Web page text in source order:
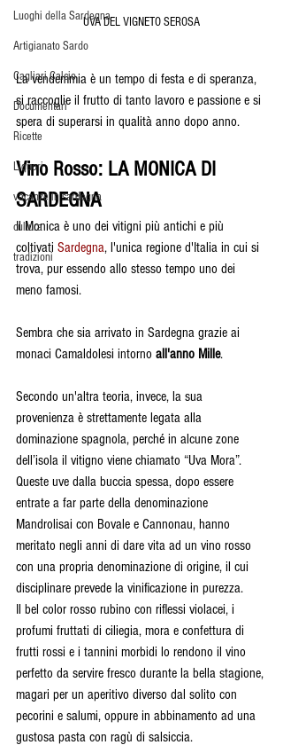
Luoghi della Sardegna
Artigianato Sardo
Cagliari Calcio
Documentari
Ricette
Liquori
vacanze in sardegna
cultura
tradizioni
UVA DEL VIGNETO SEROSA
La vendemmia è un tempo di festa e di speranza,
si raccoglie il frutto di tanto lavoro e passione e si
spera di superarsi in qualità anno dopo anno.
Vino Rosso: LA MONICA DI
SARDEGNA
Il Monica è uno dei vitigni più antichi e più
coltivati Sardegna, l'unica regione d'Italia in cui si
trova, pur essendo allo stesso tempo uno dei
meno famosi.
Sembra che sia arrivato in Sardegna grazie ai
monaci Camaldolesi intorno all'anno Mille.
Secondo un'altra teoria, invece, la sua
provenienza è strettamente legata alla
dominazione spagnola, perché in alcune zone
dell’isola il vitigno viene chiamato “Uva Mora”.
Queste uve dalla buccia spessa, dopo essere
entrate a far parte della denominazione
Mandrolisai con Bovale e Cannonau, hanno
meritato negli anni di dare vita ad un vino rosso
con una propria denominazione di origine, il cui
disciplinare prevede la vinificazione in purezza.
Il bel color rosso rubino con riflessi violacei, i
profumi fruttati di ciliegia, mora e confettura di
frutti rossi e i tannini morbidi lo rendono il vino
perfetto da servire fresco durante la bella stagione,
magari per un aperitivo diverso dal solito con
pecorini e salumi, oppure in abbinamento ad una
gustosa pasta con ragù di salsiccia.